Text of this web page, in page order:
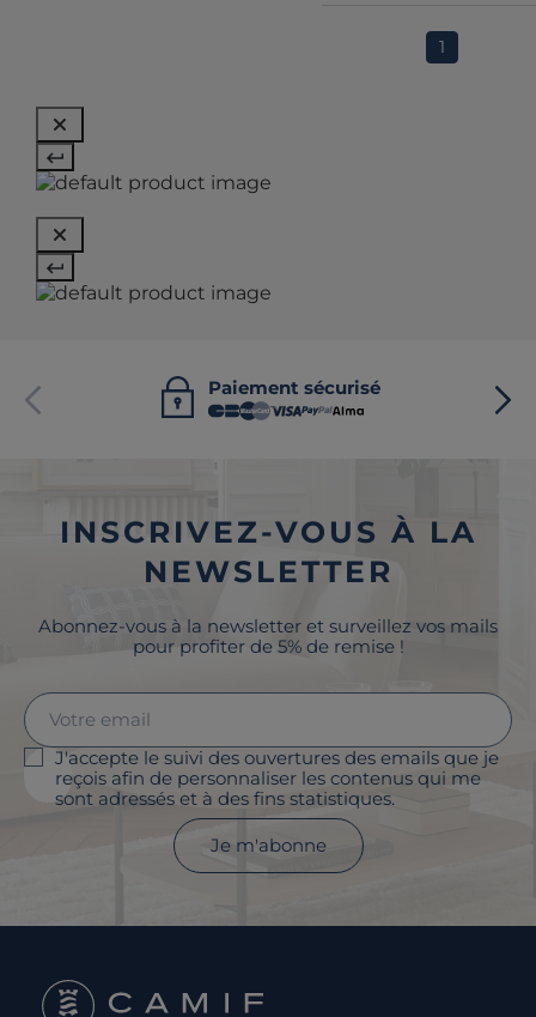
1
Paiement sécurisé
INSCRIVEZ-VOUS À LA
NEWSLETTER
Abonnez-vous à la newsletter et surveillez vos mails
pour profiter de 5% de remise !
J'accepte le suivi des ouvertures des emails que je
reçois afin de personnaliser les contenus qui me
sont adressés et à des fins statistiques.
Je m'abonne